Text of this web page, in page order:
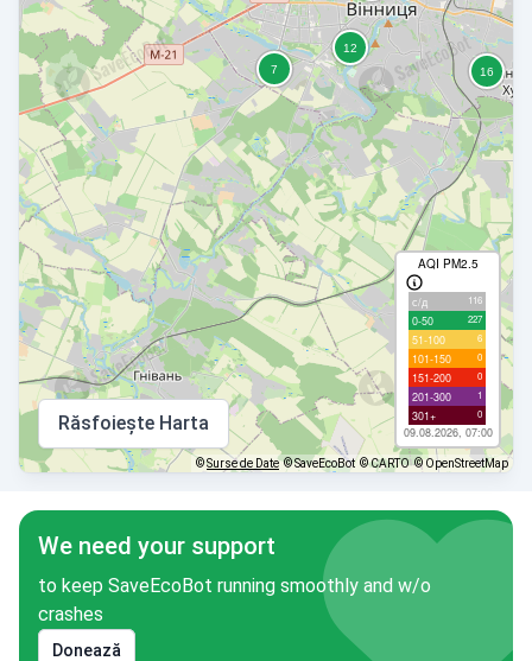
AQI PM2.5
с/д 116
0-50 227
51-100 6
101-150 0
151-200 0
201-300 1
301+ 0
09.08.2026, 07:00
Răsfoiește Harta
©Surse de Date © SaveEcoBot © CARTO © OpenStreetMap
We need your support
to keep SaveEcoBot running smoothly and w/o
crashes
Donează